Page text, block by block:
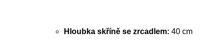
Hloubka skříně se zrcadlem: 40 cm